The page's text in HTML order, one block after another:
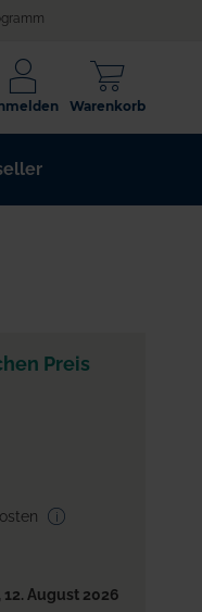
Warenkorb
Preis
August 2026